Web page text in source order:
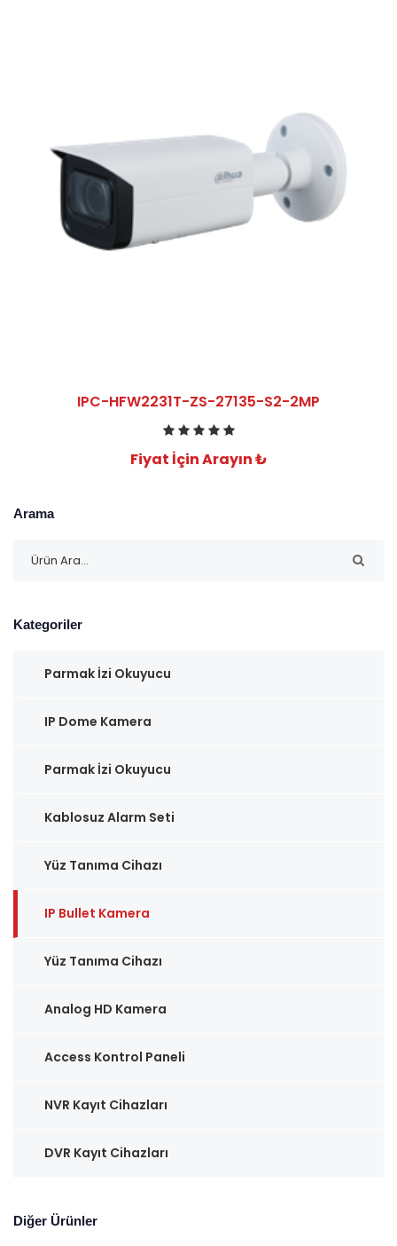
IPC-HFW2231T-ZS-27135-S2-2MP
Fiyat İçin Arayın ₺
Arama
Kategoriler
Parmak İzi Okuyucu
IP Dome Kamera
Parmak İzi Okuyucu
Kablosuz Alarm Seti
Yüz Tanıma Cihazı
IP Bullet Kamera
Yüz Tanıma Cihazı
Analog HD Kamera
Access Kontrol Paneli
NVR Kayıt Cihazları
DVR Kayıt Cihazları
Diğer Ürünler